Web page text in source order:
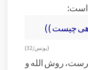
است:
چيست ))
(يونس/ 32)
روش الله و